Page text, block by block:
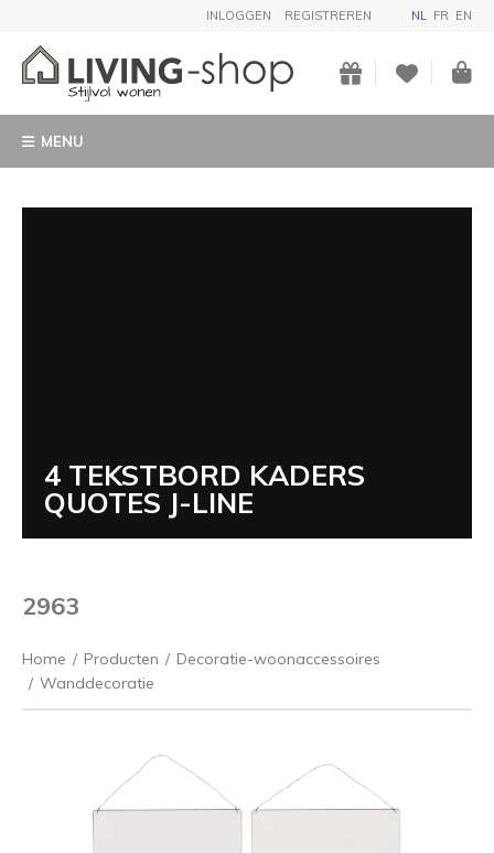
INLOGGEN REGISTREREN NL FR EN
MENU
4 TEKSTBORD KADERS
QUOTES J-LINE
2963
Home / Producten / Decoratie-woonaccessoires
/ Wanddecoratie